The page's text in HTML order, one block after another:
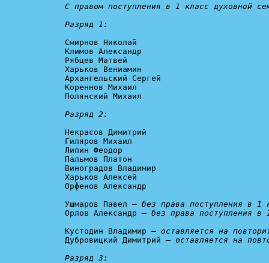
С правом поступления в 1 класс духовной
Разряд 1:
Смирнов Николай
Климов Александр
Рябцев Матвей
Харьков Вениамин
Архангельский Сергей
Кореннов Михаил
Полянский Михаил
Разряд 2:
Некрасов Димитрий
Гиляров Михаил
Липин Феодор
Пальмов Платон
Виноградов Владимир
Харьков Алексей
Орфенов Александр
Ушмаров Павел – без права поступления в 1
Орлов Александр – без права поступления в
Кустодин Владимир – оставляется на
Дубровицкий Димитрий – оставляется на
Разряд 3: